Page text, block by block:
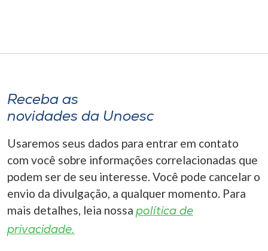
Receba as
novidades da Unoesc
Usaremos seus dados para entrar em contato
com você sobre informações correlacionadas que
podem ser de seu interesse. Você pode cancelar o
envio da divulgação, a qualquer momento. Para
mais detalhes, leia nossa política de
privacidade.